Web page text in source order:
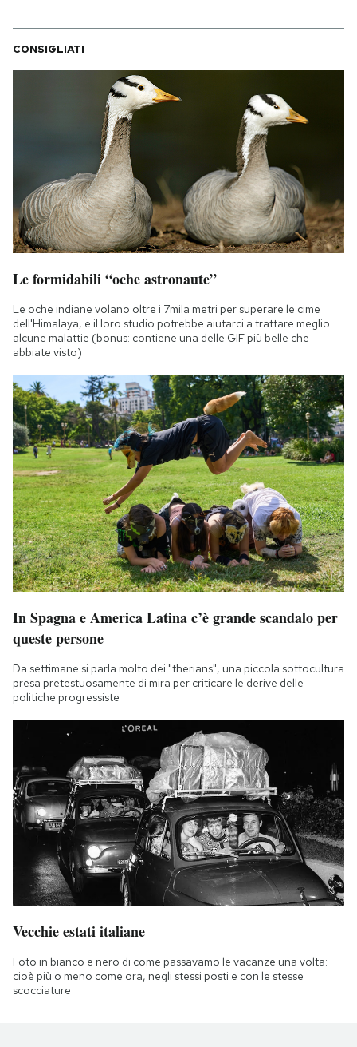
CONSIGLIATI
Le formidabili “oche astronaute”
Le oche indiane volano oltre i 7mila metri per superare le cime
dell'Himalaya, e il loro studio potrebbe aiutarci a trattare meglio
alcune malattie (bonus: contiene una delle GIF più belle che
abbiate visto)
In Spagna e America Latina c’è grande scandalo per
queste persone
Da settimane si parla molto dei "therians", una piccola sottocultura
presa pretestuosamente di mira per criticare le derive delle
politiche progressiste
Vecchie estati italiane
Foto in bianco e nero di come passavamo le vacanze una volta:
cioè più o meno come ora, negli stessi posti e con le stesse
scocciature